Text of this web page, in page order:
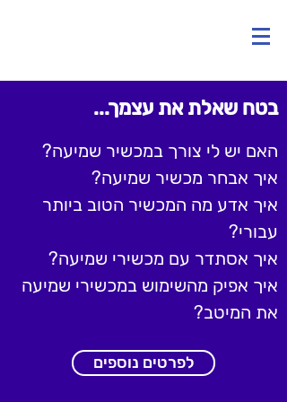
האם יש לי צורך במכשיר שמיעה?
איך אבחר מכשיר שמיעה?
איך אדע מה המכשיר הטוב ביותר
עבורי?
איך אסתדר עם מכשירי שמיעה?
איך אפיק מהשימוש במכשירי שמיעה
את המיטב?
בטח שאלת את עצמך...
לפרטים נוספים